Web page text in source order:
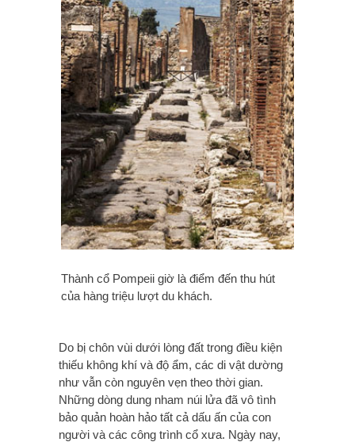
Thành cổ Pompeii giờ là điểm đến thu hút
của hàng triệu lượt du khách.
Do bị chôn vùi dưới lòng đất trong điều kiện
thiếu không khí và độ ẩm, các di vật dường
như vẫn còn nguyên vẹn theo thời gian.
Những dòng dung nham núi lửa đã vô tình
bảo quản hoàn hảo tất cả dấu ấn của con
người và các công trình cổ xưa. Ngày nay,